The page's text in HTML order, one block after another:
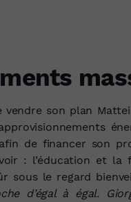
vendre son plan
de financer son
: l’éducation et la
sous le regard
d’égal à égal.